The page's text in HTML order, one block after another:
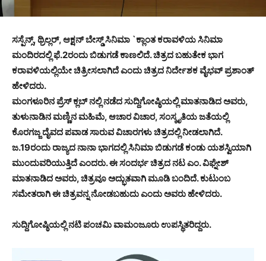
ಸಸ್ಪೆನ್ಸ್, ಥ್ರಿಲ್ಲರ್, ಆಕ್ಷನ್ ಬೇಸ್ಡ್ ಸಿನಿಮಾ `ಕ್ಲಾಂತ ಕರಾವಳಿಯ ಸಿನಿಮಾ
ಮಂದಿರದಲ್ಲಿ ಫೆ.2ರಂದು ಬಿಡುಗಡೆ ಕಾಣಲಿದೆ. ಚಿತ್ರದ ಬಹುತೇಕ ಭಾಗ
ಕರಾವಳಿಯಲ್ಲಿಯೇ ಚಿತ್ರೀಸಲಾಗಿದೆ ಎಂದು ಚಿತ್ರದ ನಿರ್ದೇಶಕ ವೈಭವ್ ಪ್ರಶಾಂತ್
ಹೇಳಿದರು.
ಮಂಗಳೂರಿನ ಪ್ರೆಸ್ ಕ್ಲಬ್ ನಲ್ಲಿ ನಡೆದ ಸುದ್ದಿಗೋಷ್ಠಿಯಲ್ಲಿ ಮಾತನಾಡಿದ ಅವರು,
ತುಳುನಾಡಿನ ಮಣ್ಣಿನ ಮಹಿಮೆ, ಆಚಾರ ವಿಚಾರ, ಸಂಸ್ಕೃತಿಯ ಜತೆಯಲ್ಲಿ
ಕೊರಗಜ್ಜ ದೈವದ ಪವಾಡ ಸಾರುವ ವಿಚಾರಗಳು ಚಿತ್ರದಲ್ಲಿ ನೀಡಲಾಗಿದೆ.
ಜ.19ರಂದು ರಾಜ್ಯದ ನಾನಾ ಭಾಗದಲ್ಲಿ ಸಿನಿಮಾ ಬಿಡುಗಡೆ ಕಂಡು ಯಶಸ್ವಿಯಾಗಿ
ಮುಂದುವರಿಯುತ್ತಿದೆ ಎಂದರು. ಈ ಸಂದರ್ಭ ಚಿತ್ರದ ನಟ ಎಂ. ವಿಘ್ನೇಶ್
ಮಾತನಾಡಿದ ಅವರು, ಚಿತ್ರವೂ ಅದ್ಭುತವಾಗಿ ಮೂಡಿ ಬಂದಿದೆ. ಕುಟುಂಬ
ಸಮೇತರಾಗಿ ಈ ಚಿತ್ರವನ್ನ ನೋಡಬಹುದು ಎಂದು ಅವರು ಹೇಳಿದರು.
ಸುದ್ದಿಗೋಷ್ಠಿಯಲ್ಲಿ ನಟಿ ಪಂಚಮಿ ವಾಮಂಜೂರು ಉಪಸ್ಥಿತರಿದ್ದರು.